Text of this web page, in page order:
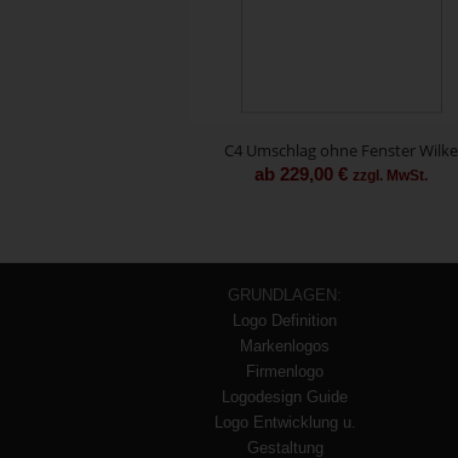
C4 Umschlag ohne Fenster Wilke
ab 229,00€ zzgl. MwSt.
GRUNDLAGEN:
Logo Definition
Markenlogos
Firmenlogo
Logodesign Guide
Logo Entwicklung u.
Gestaltung